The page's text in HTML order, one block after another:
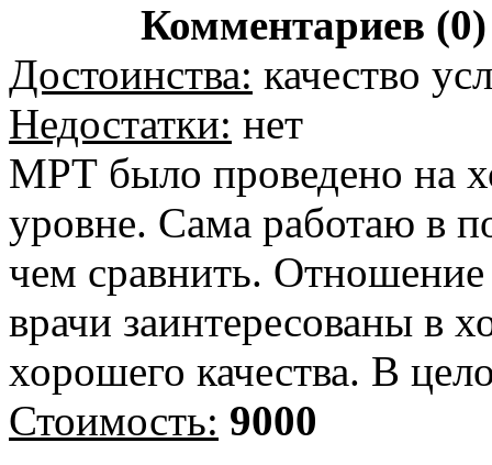
Комментариев (0)
Достоинства: качество
Недостатки: нет
МРТ было проведено на
уровне. Сама работаю в
чем сравнить.
врачи заинтересованы в
хорошего качества. В
Стоимость: 9000